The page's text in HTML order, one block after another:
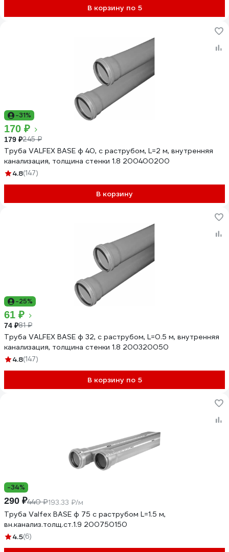
В корзину по 5
-31%
170 ₽
179 ₽245 ₽
Труба VALFEX BASE ф 40, с раструбом, L=2 м, внутренняя
канализация, толщина стенки 1.8 200400200
4.8(147)
В корзину
-25%
61 ₽
74 ₽81 ₽
Труба VALFEX BASE ф 32, с раструбом, L=0.5 м, внутренняя
канализация, толщина стенки 1.8 200320050
4.8(147)
В корзину по 5
-34%
290 ₽440 ₽193.33 ₽/м
Труба Valfex BASE ф 75 с раструбом L=1.5 м,
вн.канализ.толщ.ст.1.9 200750150
4.5(6)